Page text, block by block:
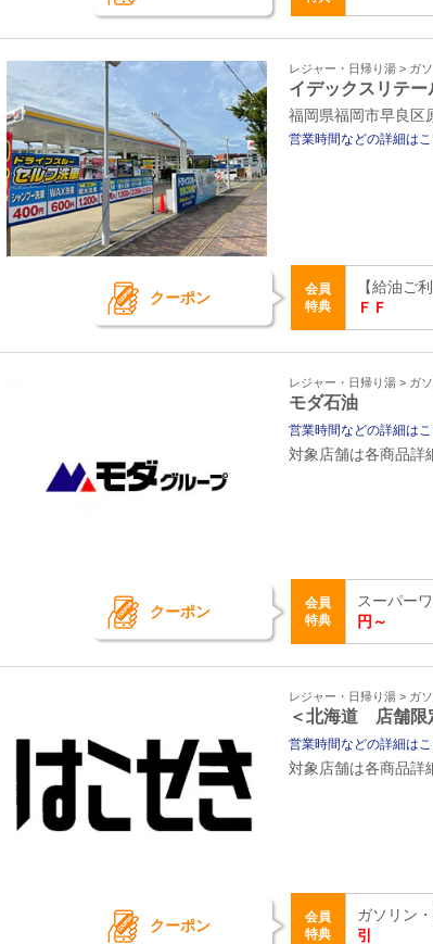
レジャー・日帰り湯 > ガ
イデックスリテ
福岡県福岡市早良区
営業時間などの詳細はこ
クーポン
会員
特典
【給油ご
ＦＦ
レジャー・日帰り湯 > ガ
モダ石油
営業時間などの詳細はこ
対象店舗は各商品詳
クーポン
会員
特典
スーパー
円～
レジャー・日帰り湯 > ガ
＜北海道 店舗限
営業時間などの詳細はこ
対象店舗は各商品詳
クーポン
会員
特典
ガソリン
引